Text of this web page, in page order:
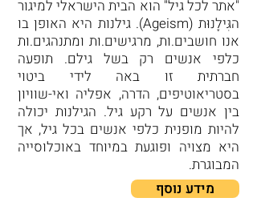
"אתר לכל גיל" הוא הבית הישראלי למיגור
הגִּילָנוּת (Ageism). גילנות היא האופן בו
אנו חושבים.ות, מרגישים.ות ומתנהגים.ות
כלפי אנשים רק בשל גילם. תופעה
חברתית זו באה לידי ביטוי
בסטריאוטיפים, הדרה, אפליה ואי-שוויון
בין אנשים על רקע גיל. הגילנות יכולה
להיות מופנית כלפי אנשים בכל גיל, אך
היא מצויה ופוגעת במיוחד באוכלוסייה
המבוגרת.
מידע נוסף